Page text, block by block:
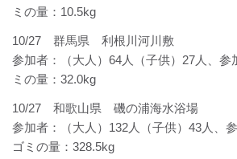
ミの量：10.5kg
10/27 群馬県 利根川河川敷
参加者：（大人）64人（子供）27人、参
ミの量：32.0kg
10/27 和歌山県 磯の浦海水浴場
参加者：（大人）132人（子供）43人、
ゴミの量：328.5kg